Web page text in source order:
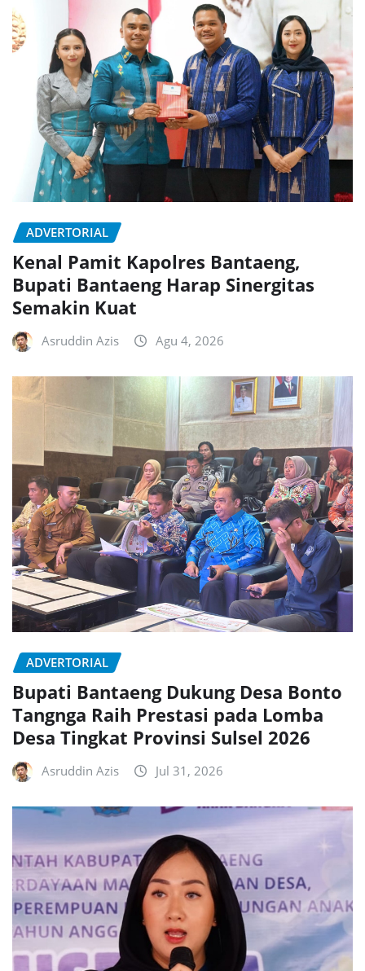
ADVERTORIAL
Kenal Pamit Kapolres Bantaeng,
Bupati Bantaeng Harap Sinergitas
Semakin Kuat
Asruddin Azis Agu 4, 2026
ADVERTORIAL
Bupati Bantaeng Dukung Desa Bonto
Tangnga Raih Prestasi pada Lomba
Desa Tingkat Provinsi Sulsel 2026
Asruddin Azis Jul 31, 2026